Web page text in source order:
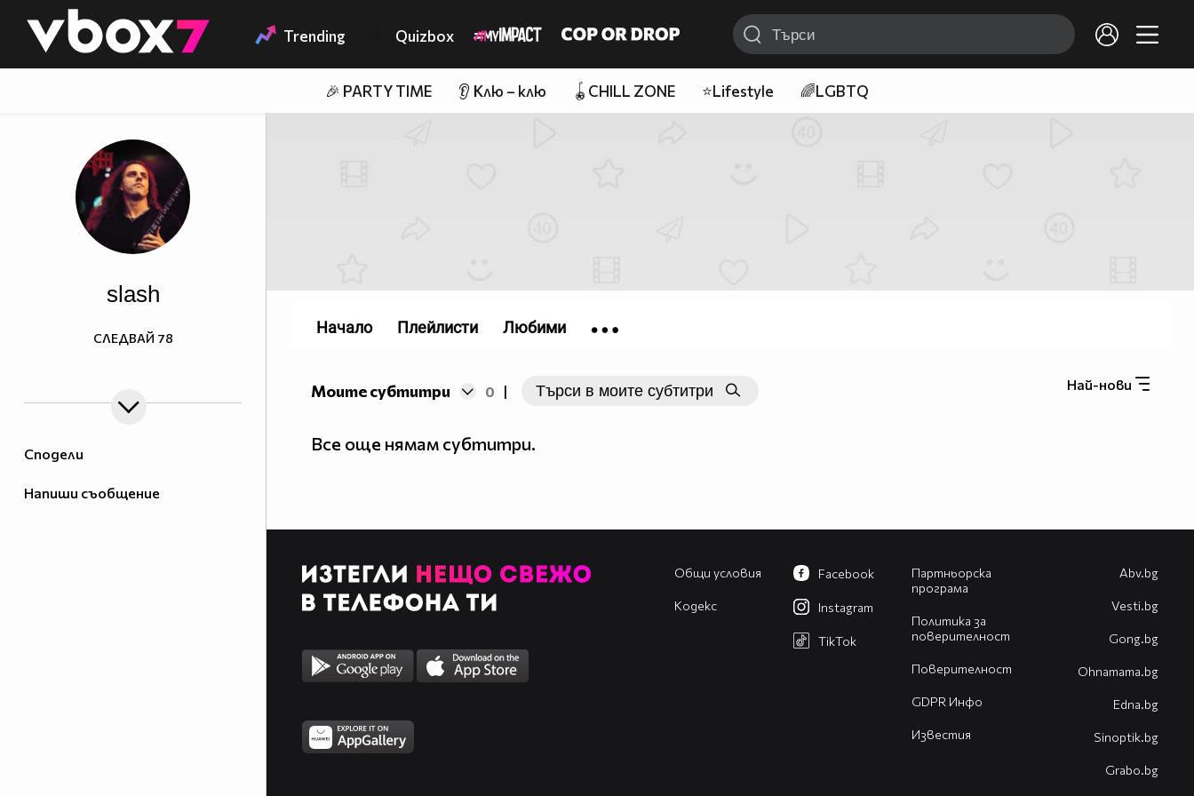
👾 Trending Quizbox
🎉 PARTY TIME 👂 Клю – клю 🪀CHILL ZONE ⭐Lifestyle 🌈LGBTQ
Сподели
Напиши съобщение
slash
СЛЕДВАЙ 78
Моите субтитри 0 | Най-нови
Все още нямам субтитри.
Начало Плейлисти Любими
Общи условия
Кодекс
Партньорска
програма
Политика за
поверителност
Поверителност
GDPR Инфо
Известия
Facebook
Instagram
TikTok
Abv.bg
Vesti.bg
Gong.bg
Оhnamama.bg
Edna.bg
Sinoptik.bg
Grabo.bg